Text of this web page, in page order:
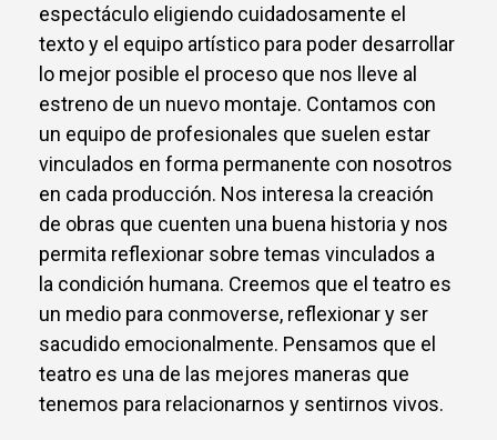
espectáculo eligiendo cuidadosamente el
texto y el equipo artístico para poder desarrollar
lo mejor posible el proceso que nos lleve al
estreno de un nuevo montaje. Contamos con
un equipo de profesionales que suelen estar
vinculados en forma permanente con nosotros
en cada producción. Nos interesa la creación
de obras que cuenten una buena historia y nos
permita reflexionar sobre temas vinculados a
la condición humana. Creemos que el teatro es
un medio para conmoverse, reflexionar y ser
sacudido emocionalmente. Pensamos que el
teatro es una de las mejores maneras que
tenemos para relacionarnos y sentirnos vivos.